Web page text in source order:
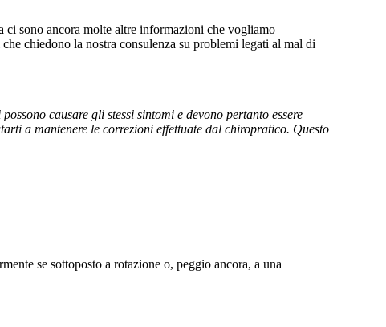
ci sono ancora molte altre informazioni che vogliamo
chiedono la nostra consulenza su problemi legati al mal di
causare gli stessi sintomi e devono pertanto essere
a mantenere le correzioni effettuate dal chiropratico. Questo
se sottoposto a rotazione o, peggio ancora, a una